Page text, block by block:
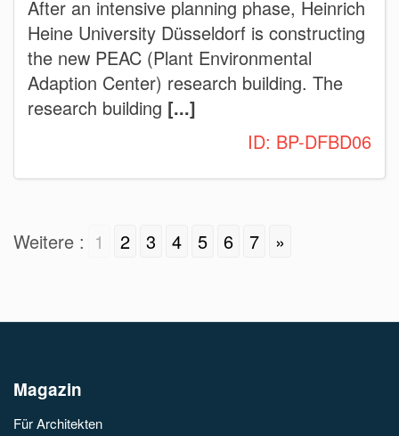
After an intensive planning phase, Heinrich
Heine University Düsseldorf is constructing
the new PEAC (Plant Environmental
Adaption Center) research building. The
research building [...]
ID: BP-DFBD06
Weitere : 1 2 3 4 5 6 7 »
Magazin
Für Architekten